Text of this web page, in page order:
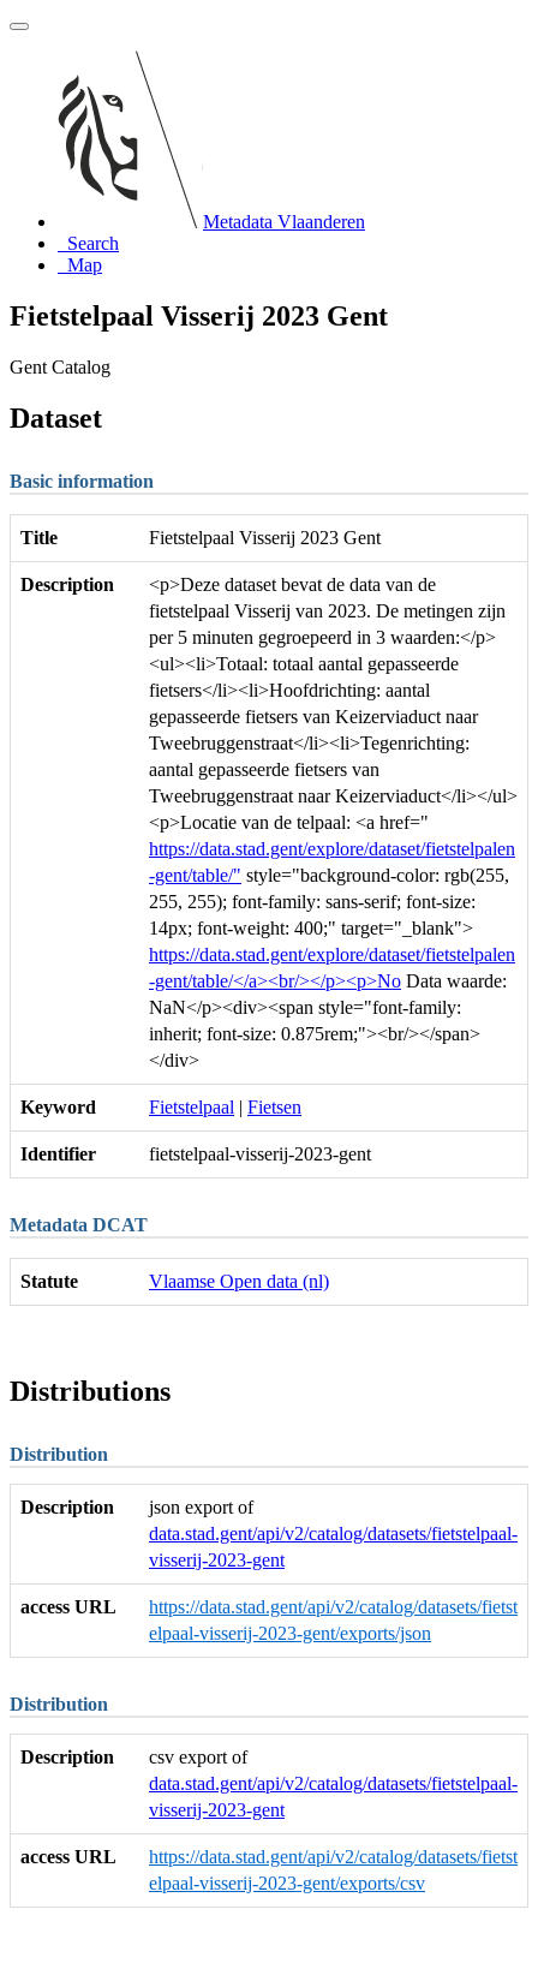
Metadata Vlaanderen
Search
Map
Fietstelpaal Visserij 2023 Gent
Gent Catalog
Dataset
Basic information
Title Fietstelpaal Visserij 2023 Gent
Description
<p>Deze dataset bevat de data van de
fietstelpaal Visserij van 2023. De metingen zijn
per 5 minuten gegroepeerd in 3 waarden:</p>
<ul><li>Totaal: totaal aantal gepasseerde
fietsers</li><li>Hoofdrichting: aantal
gepasseerde fietsers van Keizerviaduct naar
Tweebruggenstraat</li><li>Tegenrichting:
aantal gepasseerde fietsers van
Tweebruggenstraat naar Keizerviaduct</li></ul>
<p>Locatie van de telpaal: <a href="
https://data.stad.gent/explore/dataset/fietstelpalen
-gent/table/" style="background-color: rgb(255,
255, 255); font-family: sans-serif; font-size:
14px; font-weight: 400;" target="_blank">
https://data.stad.gent/explore/dataset/fietstelpalen
-gent/table/</a><br/></p><p>No Data waarde:
NaN</p><div><span style="font-family:
inherit; font-size: 0.875rem;"><br/></span>
</div>
Keyword Fietstelpaal | Fietsen
Identifier fietstelpaal-visserij-2023-gent
Metadata DCAT
Statute Vlaamse Open data (nl)
Distributions
Distribution
Description
json export of
data.stad.gent/api/v2/catalog/datasets/fietstelpaal-
visserij-2023-gent
access URL
https://data.stad.gent/api/v2/catalog/datasets/fietst
elpaal-visserij-2023-gent/exports/json
Distribution
Description
csv export of
data.stad.gent/api/v2/catalog/datasets/fietstelpaal-
visserij-2023-gent
access URL
https://data.stad.gent/api/v2/catalog/datasets/fietst
elpaal-visserij-2023-gent/exports/csv